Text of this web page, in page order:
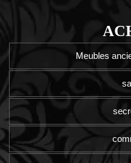
Meubles